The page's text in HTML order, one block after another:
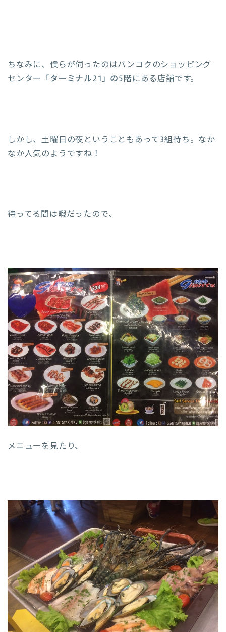
ちなみに、僕らが伺ったのはバンコクのショッピング
センター 「ターミナル21」の5階にある店舗です。
しかし、土曜日の夜ということもあって3組待ち。なか
なか人気のようですね！
待ってる間は暇だったので、
メニューを見たり、